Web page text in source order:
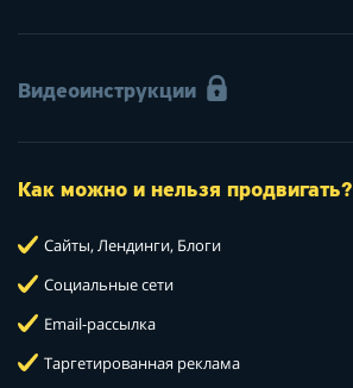
Видеоинструкции
Как можно и нельзя продвигать?
Сайты, Лендинги, Блоги
Социальные сети
Email-рассылка
Таргетированная реклама